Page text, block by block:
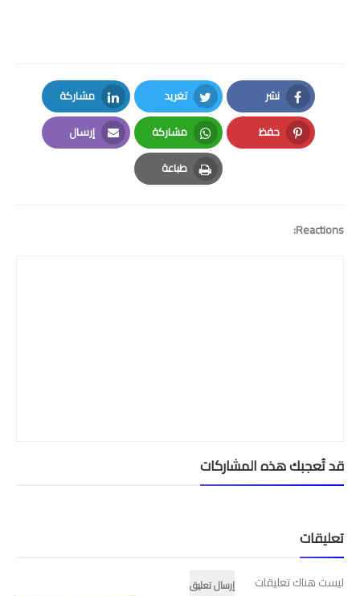
نشر
Facebook
تغريد
Twitter
مشاركة
LinkedIn
حفظ
Pinterest
مشاركة
Whatsapp
إرسال
Email
طباعة
Print
Reactions:
قد تُعجبك هذه المشاركات
تعليقات
ليست هناك تعليقات
إرسال تعليق